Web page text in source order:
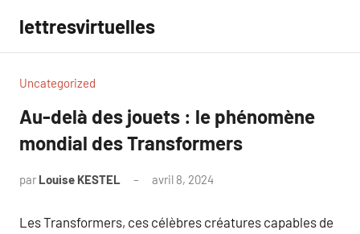
contenu
lettresvirtuelles
Uncategorized
Au-delà des jouets : le phénomène
mondial des Transformers
par Louise KESTEL avril 8, 2024
Les Transformers, ces célèbres créatures capables de